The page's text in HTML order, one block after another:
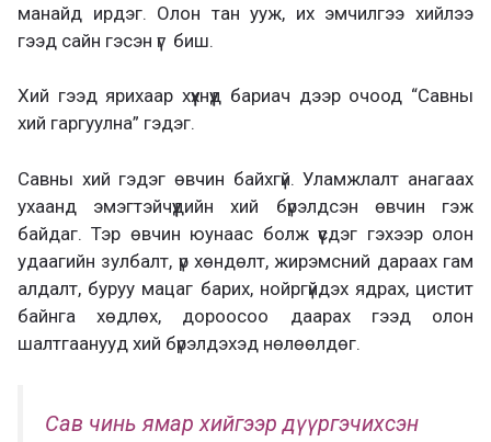
манайд ирдэг. Олон тан ууж, их эмчилгээ хийлээ
гээд сайн гэсэн үг биш.
Хий гээд ярихаар хүүхнүүд бариач дээр очоод “Савны
хий гаргуулна” гэдэг.
Савны хий гэдэг өвчин байхгүй. Уламжлалт анагаах
ухаанд эмэгтэйчүүдийн хий бүрэлдсэн өвчин гэж
байдаг. Тэр өвчин юунаас болж үүсдэг гэхээр олон
удаагийн зулбалт, үр хөндөлт, жирэмсний дараах гам
алдалт, буруу мацаг барих, нойргүйдэх ядрах, цистит
байнга хөдлөх, дороосоо даарах гээд олон
шалтгаанууд хий бүрэлдэхэд нөлөөлдөг.
Сав чинь ямар хийгээр дүүргэчихсэн